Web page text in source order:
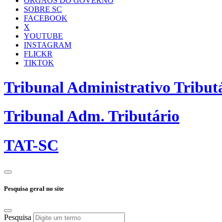
SOBRE SC
FACEBOOK
X
YOUTUBE
INSTAGRAM
FLICKR
TIKTOK
Tribunal Administrativo
Tribunal Adm. Tributário
TAT-SC
Pesquisa geral no site
Pesquisa